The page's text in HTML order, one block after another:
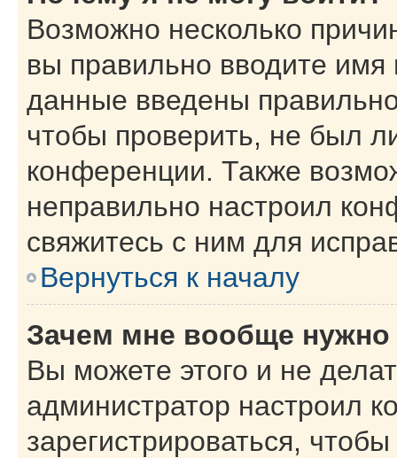
Возможно несколько
вы правильно вводите имя
данные введены
чтобы проверить, не был
конференции. Также
неправильно настроил
свяжитесь с ним для
Вернуться к началу
Зачем мне вообще нужно
Вы можете этого и не
администратор настроил
зарегистрироваться,